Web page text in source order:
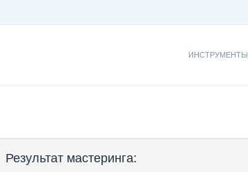
ИНСТРУМЕНТЫ
Результат мастеринга: